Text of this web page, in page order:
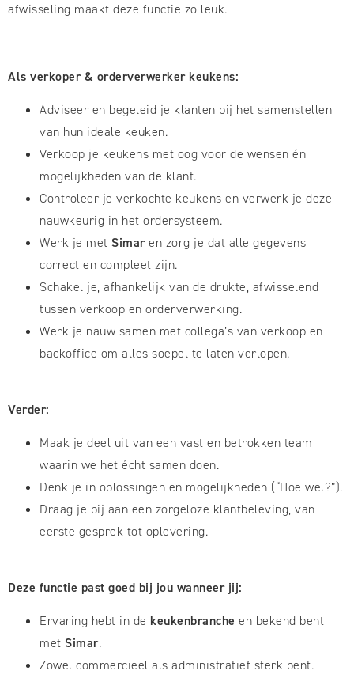
afwisseling maakt deze functie zo leuk.
Als verkoper & orderverwerker keukens:
Adviseer en begeleid je klanten bij het samenstellen
van hun ideale keuken.
Verkoop je keukens met oog voor de wensen én
mogelijkheden van de klant.
Controleer je verkochte keukens en verwerk je deze
nauwkeurig in het ordersysteem.
Werk je met Simaren zorg je dat alle gegevens
correct en compleet zijn.
Schakel je, afhankelijk van de drukte, afwisselend
tussen verkoop en orderverwerking.
Werk je nauw samen met collega’s van verkoop en
backoffice om alles soepel te laten verlopen.
Verder:
Maak je deel uit van een vast en betrokken team
waarin we het écht samen doen.
Denk je in oplossingen en mogelijkheden (“Hoe wel?”).
Draag je bij aan een zorgeloze klantbeleving, van
eerste gesprek tot oplevering.
Deze functie past goed bij jou wanneer jij:
Ervaring hebt in de keukenbranche en bekend bent
met Simar.
Zowel commercieel als administratief sterk bent.